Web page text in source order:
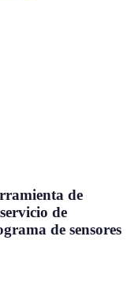
de
de
de sensores